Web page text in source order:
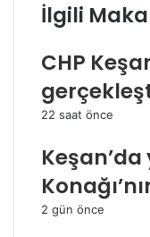
İlgili
CHP
22 saat önce
2 gün önce